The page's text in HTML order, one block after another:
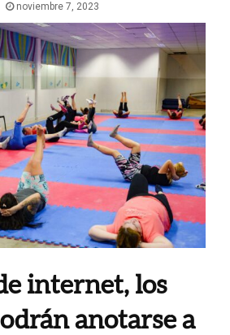
noviembre 7, 2023
internet, los
anotarse a